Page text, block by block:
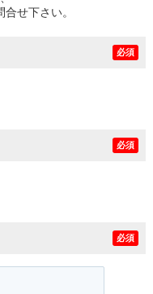
せ下さい。
必須
必須
必須